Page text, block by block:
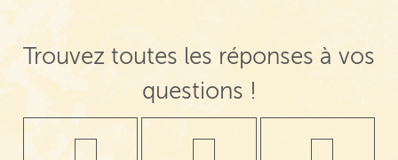
Trouvez toutes les réponses à vos
questions !